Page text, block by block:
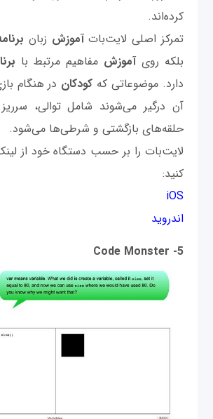
کرده‌اند.
تمرکز اصلی لایت‌باتآموزش زبان
بلکه رویآموزش مفاهیم مرتبط با
دارد. موضوعاتی که کودکان در هنگام
آن درگیر می‌شوند شامل توالی،
حلقه‌های بازگشتی و شرطی‌ها می‌شود.
لایت‌بات را بر حسب دستگاه خود از
کنید:
iOS
اندروید
5- Code Monster